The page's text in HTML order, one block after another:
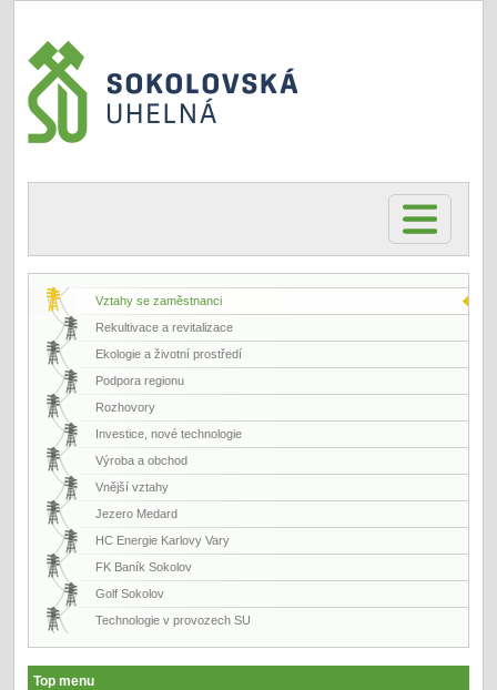
Vztahy se zaměstnanci
Rekultivace a revitalizace
Ekologie a životní prostředí
Podpora regionu
Rozhovory
Investice, nové technologie
Výroba a obchod
Vnější vztahy
Jezero Medard
HC Energie Karlovy Vary
FK Baník Sokolov
Golf Sokolov
Technologie v provozech SU
Top menu